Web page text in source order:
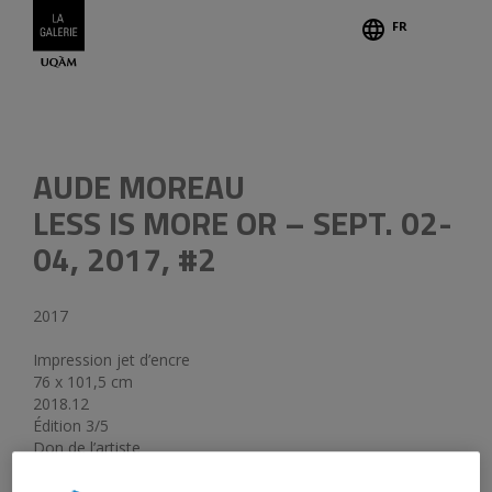
FR
AUDE MOREAU
LESS IS MORE OR – SEPT. 02-
04, 2017, #2
2017
Impression jet d’encre
76 x 101,5 cm
2018.12
Édition 3/5
Don de l’artiste